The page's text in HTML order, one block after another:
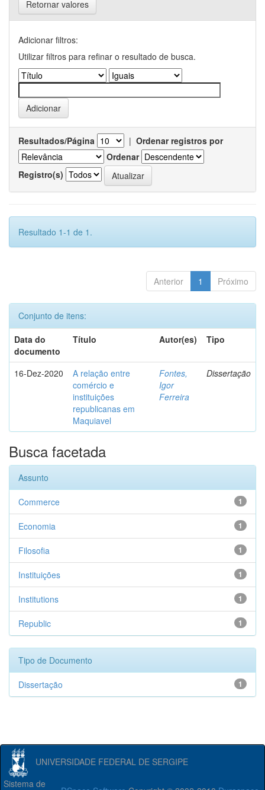
Retornar valores
Adicionar filtros:
Utilizar filtros para refinar o resultado de busca.
Resultados/Página | Ordenar registros por
Ordenar
Registro(s)
Resultado 1-1 de 1.
Anterior 1 Próximo
Conjunto de itens:
Data do
documento
Título Autor(es) Tipo
16-Dez-2020
A relação entre
comércio e
instituições
republicanas em
Maquiavel
Fontes,
Igor
Ferreira
Dissertação
Busca facetada
Assunto
1
Commerce
1
Economia
1
Filosofia
1
Instituições
1
Institutions
1
Republic
Tipo de Documento
1
Dissertação
UNIVERSIDADE FEDERAL DE SERGIPE
Sistema de